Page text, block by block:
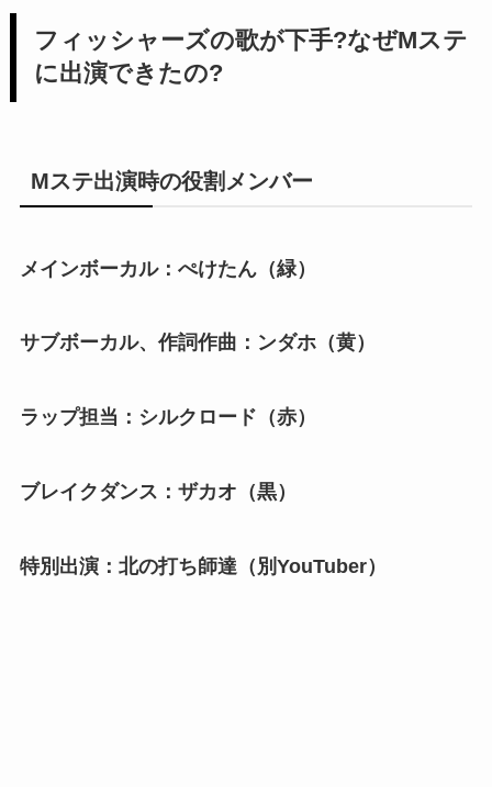
フィッシャーズの歌が下手?なぜMステ
に出演できたの?
Mステ出演時の役割メンバー
メインボーカル：ぺけたん（緑）
サブボーカル、作詞作曲：ンダホ（黄）
ラップ担当：シルクロード（赤）
ブレイクダンス：ザカオ（黒）
特別出演：北の打ち師達（別YouTuber）